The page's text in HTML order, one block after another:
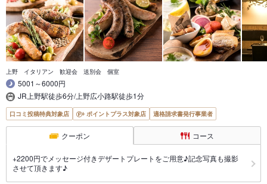
上野 イタリアン 歓迎会 送別会 個室
5001～6000円
JR上野駅徒歩6分/上野広小路駅徒歩1分
口コミ投稿特典対象店 ポイントプラス対象店 適格請求書発行事業者
クーポン コース
+2200円でメッセージ付きデザートプレートをご用意♪記念写真も撮影
させて頂きます♪